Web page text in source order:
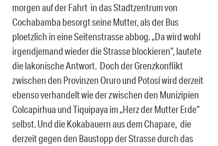
morgen auf der Fahrt in das Stadtzentrum von
Cochabamba besorgt seine Mutter, als der Bus
ploetzlich in eine Seitenstrasse abbog. „Da wird wohl
irgendjemand wieder die Strasse blockieren“, lautete
die lakonische Antwort. Doch der Grenzkonflikt
zwischen den Provinzen Oruro und Potosí wird derzeit
ebenso verhandelt wie der zwischen den Munizipien
Colcapirhua und Tiquipaya im „Herz der Mutter Erde“
selbst. Und die Kokabauern aus dem Chapare, die
derzeit gegen den Baustopp der Strasse durch das